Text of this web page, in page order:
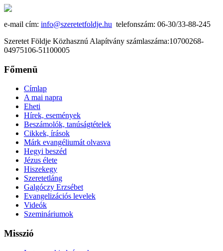
e-mail cím: info@szeretetfoldje.hu telefonszám: 06-30/33-88-245
Szeretet Földje Közhasznú Alapítvány számlaszáma:10700268-
04975106-51100005
Főmenü
Címlap
A mai napra
Eheti
Hírek, események
Beszámolók, tanúságtételek
Cikkek, írások
Márk evangéliumát olvasva
Hegyi beszéd
Jézus élete
Hiszekegy
Szeretetláng
Galgóczy Erzsébet
Evangelizációs levelek
Videók
Szemináriumok
Misszió